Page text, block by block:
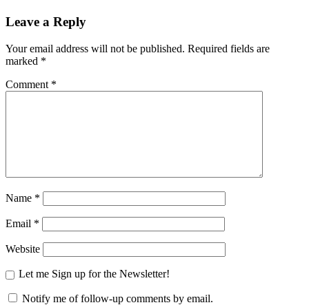
Leave a Reply
Your email address will not be published. Required fields are
marked *
Comment *
Name *
Email *
Website
Let me Sign up for the Newsletter!
Notify me of follow-up comments by email.